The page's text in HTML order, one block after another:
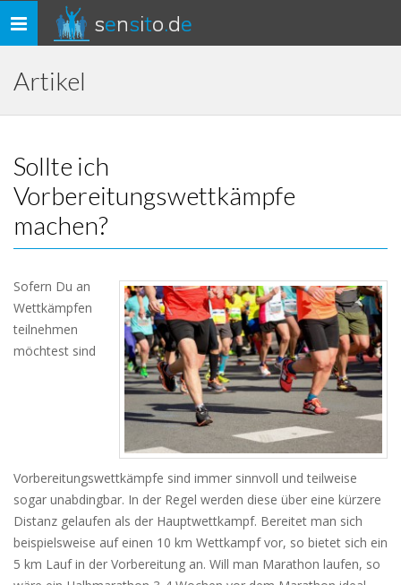
Toggle
navigation
sensito.de
Artikel
Sollte ich
Vorbereitungswettkämpfe
machen?
Sofern Du an
Wettkämpfen
teilnehmen
möchtest sind
Vorbereitungswettkämpfe sind immer sinnvoll und teilweise
sogar unabdingbar. In der Regel werden diese über eine kürzere
Distanz gelaufen als der Hauptwettkampf. Bereitet man sich
beispielsweise auf einen 10 km Wettkampf vor, so bietet sich ein
5 km Lauf in der Vorbereitung an. Will man Marathon laufen, so